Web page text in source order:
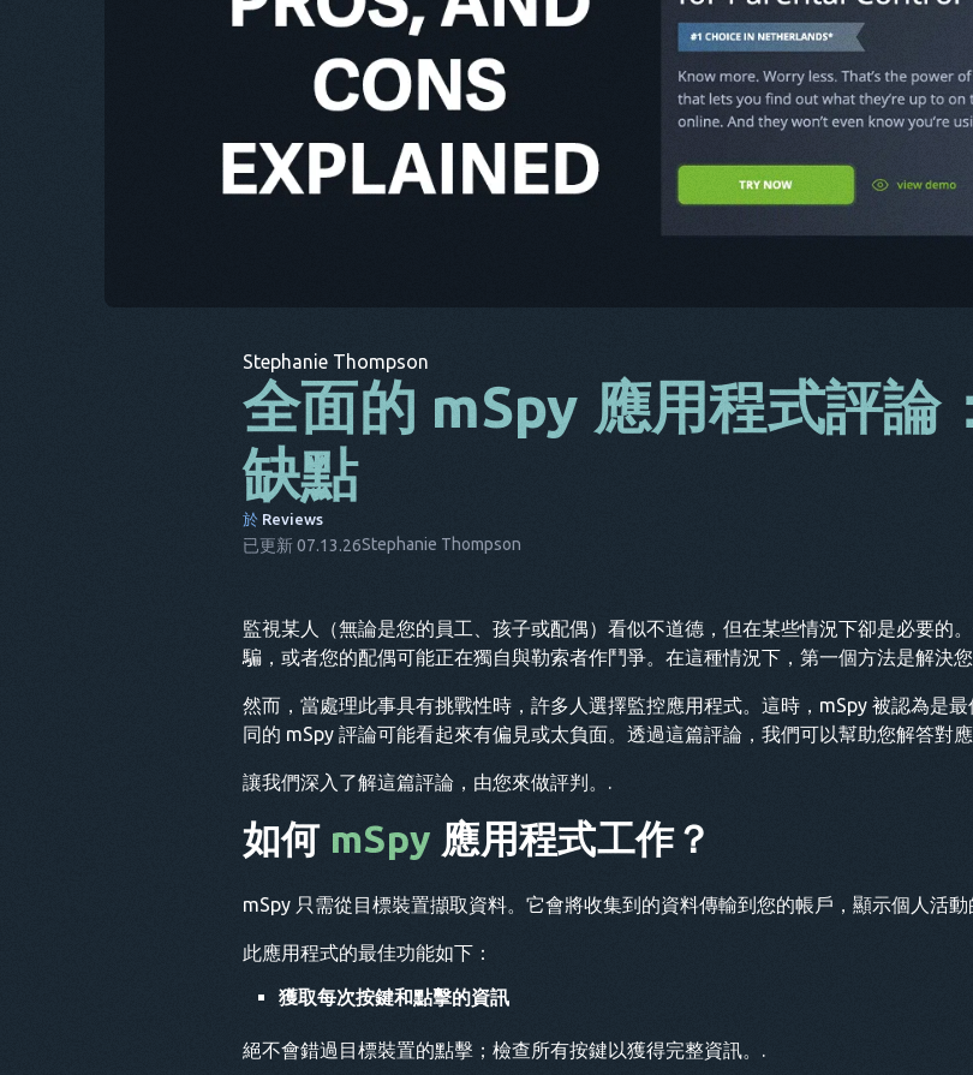
Stephanie Thompson
全面的 mSpy 應用程式評論
缺點
於 Reviews
已更新 07.13.26Stephanie Thompson
監視某人（無論是您的員工、孩子或配偶）看似不道德，但在某些情況下卻是必要的
騙，或者您的配偶可能正在獨自與勒索者作鬥爭。在這種情況下，第一個方法是解決
然而，當處理此事具有挑戰性時，許多人選擇監控應用程式。這時，mSpy 被認為是
同的 mSpy 評論可能看起來有偏見或太負面。透過這篇評論，我們可以幫助您解答對
讓我們深入了解這篇評論，由您來做評判。.
如何 mSpy 應用程式工作？
mSpy 只需從目標裝置擷取資料。它會將收集到的資料傳輸到您的帳戶，顯示個人活
此應用程式的最佳功能如下：
獲取每次按鍵和點擊的資訊
絕不會錯過目標裝置的點擊；檢查所有按鍵以獲得完整資訊。.